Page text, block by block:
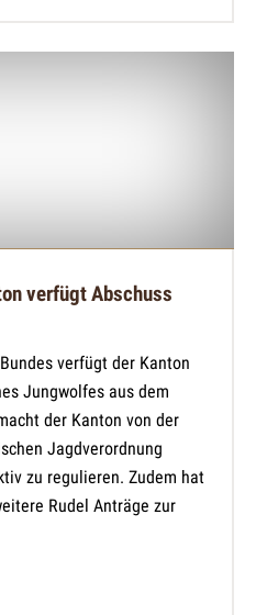
verfügt Abschuss
verfügt der Kanton
Jungwolfes aus dem
der Kanton von der
Jagdverordnung
zu regulieren. Zudem hat
Rudel Anträge zur